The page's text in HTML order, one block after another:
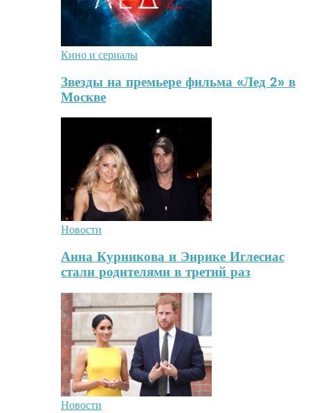
Кино и сериалы
Звезды на премьере фильма «Лед 2» в
Москве
Новости
Анна Курникова и Энрике Иглесиас
стали родителями в третий раз
Новости